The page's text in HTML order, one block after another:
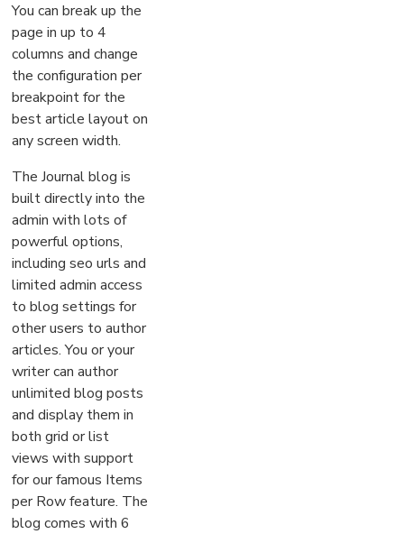
You can break up the
page in up to 4
columns and change
the configuration per
breakpoint for the
best article layout on
any screen width.
The Journal blog is
built directly into the
admin with lots of
powerful options,
including seo urls and
limited admin access
to blog settings for
other users to author
articles. You or your
writer can author
unlimited blog posts
and display them in
both grid or list
views with support
for our famous Items
per Row feature. The
blog comes with 6